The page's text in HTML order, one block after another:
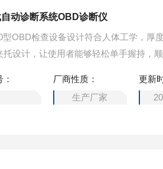
动诊断系统OBD诊断仪
型OBD检查设备设计符合人体工学，厚
托设计，让使用者能够轻松单手握持，
厂商性质：
生产厂家
更新